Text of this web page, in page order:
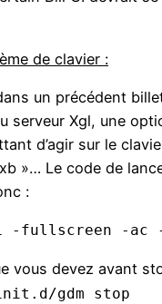
de clavier :
un précédent
serveur Xgl, une
d’agir sur le
»… Le code de
:
-fullscreen -ac -
vous devez avant
gdm stop